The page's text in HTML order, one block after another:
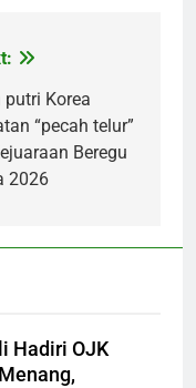
putri Korea
“pecah telur”
Beregu
2026
Hadiri OJK